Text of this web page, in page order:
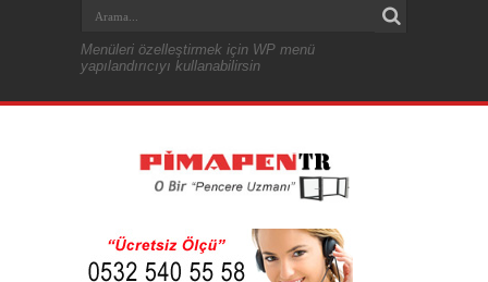
Menüleri özelleştirmek için WP menü
yapılandırıcıyı kullanabilirsin